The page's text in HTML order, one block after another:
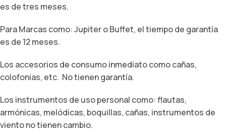
es de tres meses.
Para Marcas como: Jupiter o Buffet, el tiempo de garantía
es de 12 meses.
Los accesorios de consumo inmediato como cañas,
colofonias, etc. No tienen garantía.
Los instrumentos de uso personal como: flautas,
armónicas, melódicas, boquillas, cañas, instrumentos de
viento no tienen cambio.